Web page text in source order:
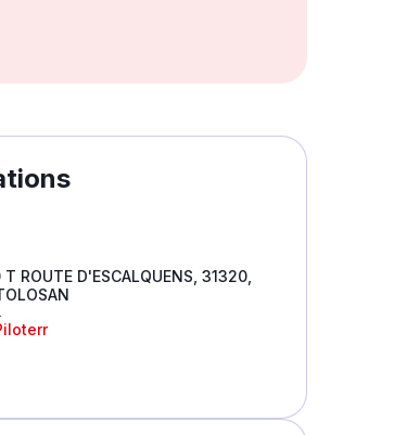
T ROUTE D'ESCALQUENS, 31320,